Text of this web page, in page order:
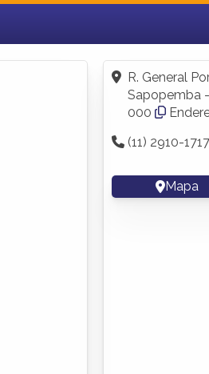
Fazer login
Criar conta
R. General
Sapopemba
000
(11) 2910-1717
Mapa